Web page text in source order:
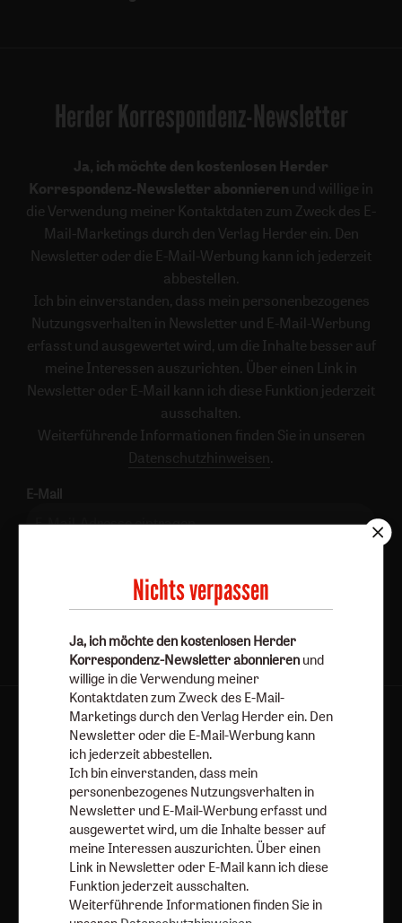
Herder Korrespondenz-Newsletter
Ja, ich möchte den kostenlosen Herder
Korrespondenz-Newsletter abonnieren und willige in
die Verwendung meiner Kontaktdaten zum Zweck des E-
Mail-Marketings durch den Verlag Herder ein. Den
Newsletter oder die E-Mail-Werbung kann ich jederzeit
abbestellen.
Ich bin einverstanden, dass mein personenbezogenes
Nutzungsverhalten in Newsletter und E-Mail-Werbung
erfasst und ausgewertet wird, um die Inhalte besser auf
meine Interessen auszurichten. Über einen Link in
Newsletter oder E-Mail kann ich diese Funktion jederzeit
ausschalten.
Weiterführende Informationen finden Sie in unseren
Datenschutzhinweisen .
E-Mail
AGB und Widerrufsbelehrung
Datenschutz
Barrierefreiheit
Impressum
Vertrag widerrufen Abo online kündigen
Nichts verpassen
Ja, ich möchte den kostenlosen Herder
Korrespondenz-Newsletter abonnieren und
willige in die Verwendung meiner
Kontaktdaten zum Zweck des E-Mail-
Marketings durch den Verlag Herder ein. Den
Newsletter oder die E-Mail-Werbung kann
ich jederzeit abbestellen.
Ich bin einverstanden, dass mein
personenbezogenes Nutzungsverhalten in
Newsletter und E-Mail-Werbung erfasst und
ausgewertet wird, um die Inhalte besser auf
meine Interessen auszurichten. Über einen
Link in Newsletter oder E-Mail kann ich diese
Funktion jederzeit ausschalten.
Weiterführende Informationen finden Sie in